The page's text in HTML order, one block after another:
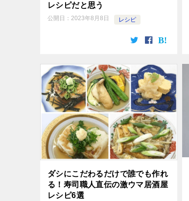
レシピだと思う
公開日： 2023年8月8日 レシピ
ダシにこだわるだけで誰でも作れ
る！寿司職人直伝の激ウマ居酒屋
レシピ6選